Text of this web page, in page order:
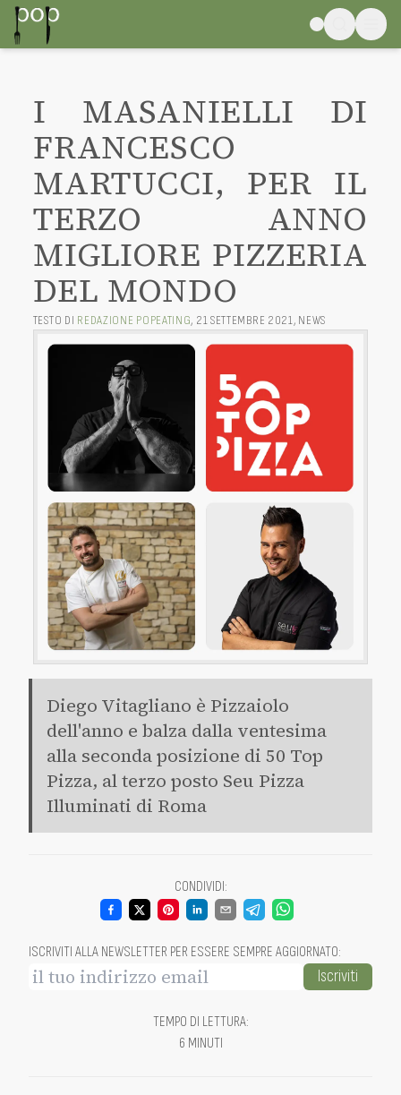
I MASANIELLI DI
FRANCESCO
MARTUCCI, PER IL
TERZO ANNO
MIGLIORE PIZZERIA
DEL MONDO
TESTO DI REDAZIONE POPEATING, 21 SETTEMBRE 2021, NEWS
Diego Vitagliano è Pizzaiolo
dell'anno e balza dalla ventesima
alla seconda posizione di 50 Top
Pizza, al terzo posto Seu Pizza
Illuminati di Roma
CONDIVIDI:
ISCRIVITI ALLA NEWSLETTER PER ESSERE SEMPRE AGGIORNATO:
Iscriviti
TEMPO DI LETTURA:
6 MINUTI